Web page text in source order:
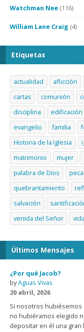
Watchman Nee (116)
William Lane Craig (4)
Etiquetas
actualidad aflicción
cartas
comunión
disciplina
edificación
evangelio
familia
Historia de la Iglesia
matrimonio
mujer
palabra de Dios
quebrantamiento
salvación
venida del Señor
vida
Últimos Mensajes
¿Por qué Jacob?
byAguas Vivas
20 abril, 2026
Si nosotros
no hubiéramos elegido
depositar en él una